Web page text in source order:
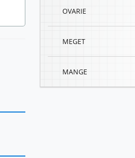
OVARIE
MEGET
MANGE